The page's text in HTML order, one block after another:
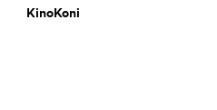
KinoKoni